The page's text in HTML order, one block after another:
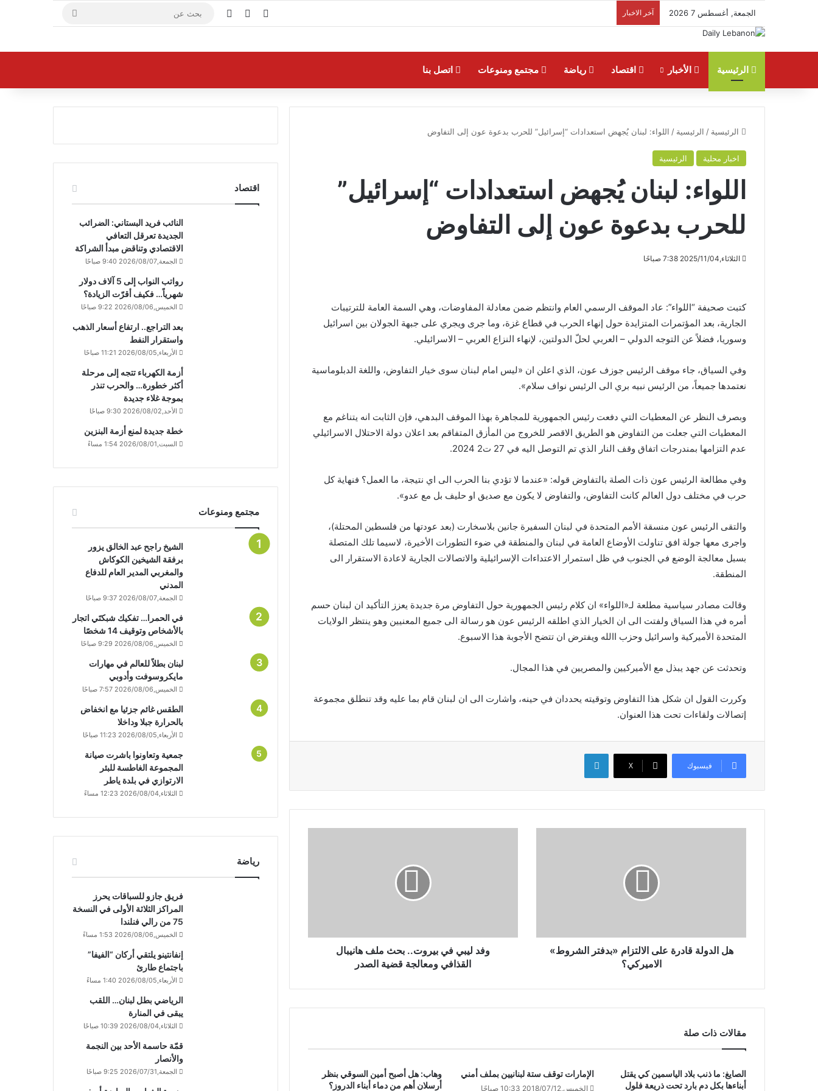
الجمعة, أغسطس 7 2026 آخر الاخبار فيسبوك يوتيوب
الرئيسية الأخبار اقتصاد رياضة مجتمع ومنوعات اتصل بنا
الرئيسية / الرئيسية / اللواء: لبنان يُجهض استعدادات “إسرائيل” للحرب بدعوة عون إلى التفاوض
اخبار محلية الرئيسية
اللواء: لبنان يُجهض استعدادات “إسرائيل”
للحرب بدعوة عون إلى التفاوض
الثلاثاء,2025/11/04 7:38 صباحًا
كتبت صحيفة “اللواء”: عاد الموقف الرسمي العام وانتظم ضمن معادلة المفاوضات، وهي السمة العامة للترتيبات
الجارية، بعد المؤتمرات المتزايدة حول إنهاء الحرب في قطاع غزة، وما جرى ويجري على جبهة الجولان بين اسرائيل
وسوريا، فضلاً عن التوجه الدولي – العربي لحلّ الدولتين، لإنهاء النزاع العربي – الاسرائيلي.
وفي السياق، جاء موقف الرئيس جوزف عون، الذي اعلن ان «ليس امام لبنان سوى خيار التفاوض، واللغة الدبلوماسية
نعتمدها جميعاً، من الرئيس نبيه بري الى الرئيس نواف سلام».
وبصرف النظر عن المعطيات التي دفعت رئيس الجمهورية للمجاهرة بهذا الموقف البدهي، فإن الثابت انه يتناغم مع
المعطيات التي جعلت من التفاوض هو الطريق الاقصر للخروج من المأزق المتفاقم بعد اعلان دولة الاحتلال الاسرائيلي
عدم التزامها بمندرجات اتفاق وقف النار الذي تم التوصل اليه في 27 ت2 2024.
وفي مطالعة الرئيس عون ذات الصلة بالتفاوض قوله: «عندما لا تؤدي بنا الحرب الى اي نتيجة، ما العمل؟ فنهاية كل
حرب في مختلف دول العالم كانت التفاوض، والتفاوض لا يكون مع صديق او حليف بل مع عدو».
والتقى الرئيس عون منسقة الأمم المتحدة في لبنان السفيرة جانين بلاسخارت (بعد عودتها من فلسطين المحتلة)،
واجرى معها جولة افق تناولت الأوضاع العامة في لبنان والمنطقة في ضوء التطورات الأخيرة، لاسيما تلك المتصلة
بسبل معالجة الوضع في الجنوب في ظل استمرار الاعتداءات الإسرائيلية والاتصالات الجارية لاعادة الاستقرار الى
المنطقة.
وقالت مصادر سياسية مطلعة لـ«اللواء» ان كلام رئيس الجمهورية حول التفاوض مرة جديدة يعزز التأكيد ان لبنان حسم
أمره في هذا السياق ولفتت الى ان الخيار الذي اطلقه الرئيس عون هو رسالة الى جميع المعنيين وهو ينتظر الولايات
المتحدة الأميركية واسرائيل وحزب االله ويفترض ان تتضح الأجوبة هذا الاسبوع.
وتحدثت عن جهد يبذل مع الأميركيين والمصريين في هذا المجال.
وكررت القول ان شكل هذا التفاوض وتوقيته يحددان في حينه، واشارت الى ان لبنان قام بما عليه وقد تنطلق مجموعة
إتصالات ولقاءات تحت هذا العنوان.
فيسبوك X
لينكدإن
هل الدولة قادرة على الالتزام «بدفتر الشروط»
الاميركي؟
وفد ليبي في بيروت.. بحث ملف هانيبال
القذافي ومعالجة قضية الصدر
مقالات ذات صلة
الصايغ: ما ذنب بلاد الياسمين كي يقتل
أبناءها بكل دم بارد تحت ذريعة فلول
الإمارات توقف ستة لبنانيين بملف أمني
الخميس,2018/07/12 10:33 صباحًا
وهاب: هل أصبح أمين السوقي بنظر
أرسلان أهم من دماء أبناء الدروز؟
اقتصاد
النائب فريد البستاني: الضرائب
الجديدة تعرقل التعافي
الاقتصادي وتناقض مبدأ الشراكة
الجمعة,2026/08/07 9:40 صباحًا
رواتب النواب إلى 5 آلاف دولار
شهرياً… فكيف أقرّت الزيادة؟
الخميس,2026/08/06 9:22 صباحًا
بعد التراجع.. ارتفاع أسعار الذهب
واستقرار النفط
الأربعاء,2026/08/05 11:21 صباحًا
أزمة الكهرباء تتجه إلى مرحلة
أكثر خطورة… والحرب تنذر
بموجة غلاء جديدة
الأحد,2026/08/02 9:30 صباحًا
خطة جديدة لمنع أزمة البنزين
السبت,2026/08/01 1:54 مساءً
مجتمع ومنوعات
الشيخ راجح عبد الخالق يزور
برفقة الشيخين الكوكاش
والمغربي المدير العام للدفاع
المدني
الجمعة,2026/08/07 9:37 صباحًا
في الحمرا… تفكيك شبكتَي اتجار
بالأشخاص وتوقيف 14 شخصًا
الخميس,2026/08/06 9:29 صباحًا
لبنان بطلاً للعالم في مهارات
مايكروسوفت وأدوبي
الخميس,2026/08/06 7:57 صباحًا
الطقس غائم جزئيا مع انخفاض
بالحرارة جبلا وداخلا
الأربعاء,2026/08/05 11:23 صباحًا
جمعية وتعاونوا باشرت صيانة
المجموعة الغاطسة للبئر
الارتوازي في بلدة ياطر
الثلاثاء,2026/08/04 12:23 مساءً
رياضة
فريق جازو للسباقات يحرز
المراكز الثلاثة الأولى في النسخة
75 من رالي فنلندا
الخميس,2026/08/06 1:53 مساءً
إنفانتينو يلتقي أركان “الفيفا”
باجتماع طارئ
الأربعاء,2026/08/05 1:40 مساءً
الرياضي بطل لبنان… اللقب
يبقى في المنارة
الثلاثاء,2026/08/04 10:39 صباحًا
قمّة حاسمة الأحد بين النجمة
والأنصار
الجمعة,2026/07/31 9:25 صباحًا